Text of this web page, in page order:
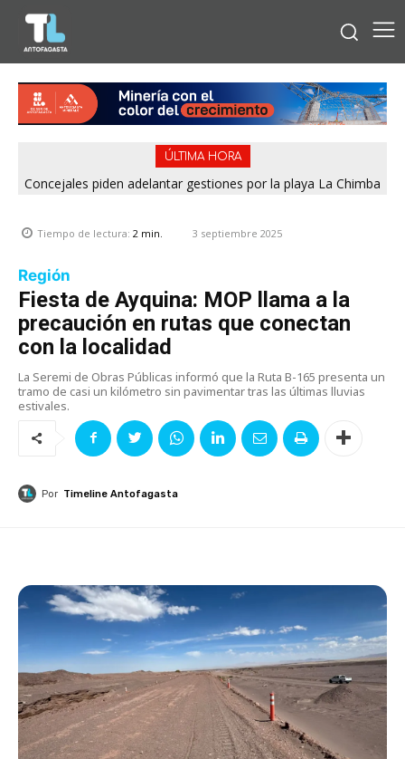
ÚLTIMA HORA
Concejales piden adelantar gestiones por la playa La Chimba
Tiempo de lectura: 2 min. 3 septiembre 2025
Región
Fiesta de Ayquina: MOP llama a la
precaución en rutas que conectan
con la localidad
La Seremi de Obras Públicas informó que la Ruta B-165 presenta un
tramo de casi un kilómetro sin pavimentar tras las últimas lluvias
estivales.
Por Timeline Antofagasta